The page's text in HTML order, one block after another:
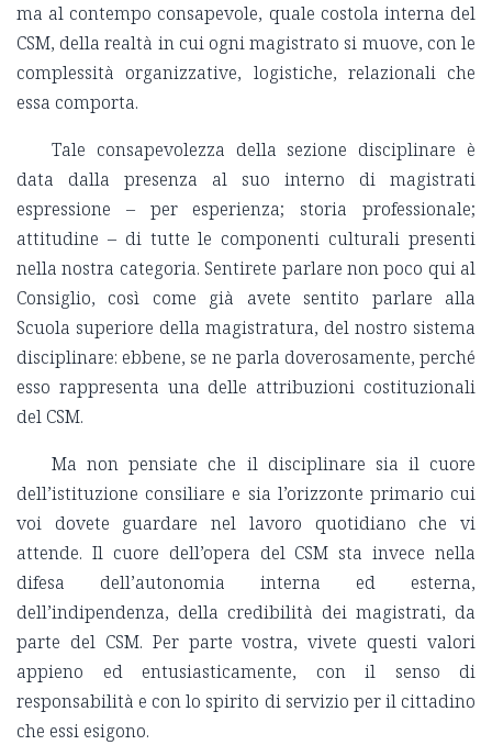
ma al contempo consapevole, quale costola interna del
CSM, della realtà in cui ogni magistrato si muove, con le
complessità organizzative, logistiche, relazionali che
essa comporta.
Tale consapevolezza della sezione disciplinare è
data dalla presenza al suo interno di magistrati
espressione – per esperienza; storia professionale;
attitudine – di tutte le componenti culturali presenti
nella nostra categoria. Sentirete parlare non poco qui al
Consiglio, così come già avete sentito parlare alla
Scuola superiore della magistratura, del nostro sistema
disciplinare: ebbene, se ne parla doverosamente, perché
esso rappresenta una delle attribuzioni costituzionali
del CSM.
Ma non pensiate che il disciplinare sia il cuore
dell’istituzione consiliare e sia l’orizzonte primario cui
voi dovete guardare nel lavoro quotidiano che vi
attende. Il cuore dell’opera del CSM sta invece nella
difesa dell’autonomia interna ed esterna,
dell’indipendenza, della credibilità dei magistrati, da
parte del CSM. Per parte vostra, vivete questi valori
appieno ed entusiasticamente, con il senso di
responsabilità e con lo spirito di servizio per il cittadino
che essi esigono.